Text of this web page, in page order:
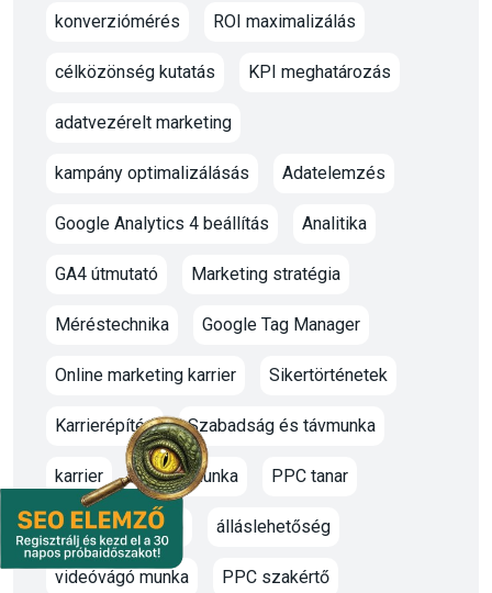
konverziómérés ROI maximalizálás
célközönség kutatás KPI meghatározás
adatvezérelt marketing
kampány optimalizálásás Adatelemzés
Google Analytics 4 beállítás Analitika
GA4 útmutató Marketing stratégia
Méréstechnika Google Tag Manager
Online marketing karrier Sikertörténetek
Karrierépítés Szabadság és távmunka
karrier oktato munka PPC tanar
marketing oktató álláslehetőség
videóvágó munka PPC szakértő